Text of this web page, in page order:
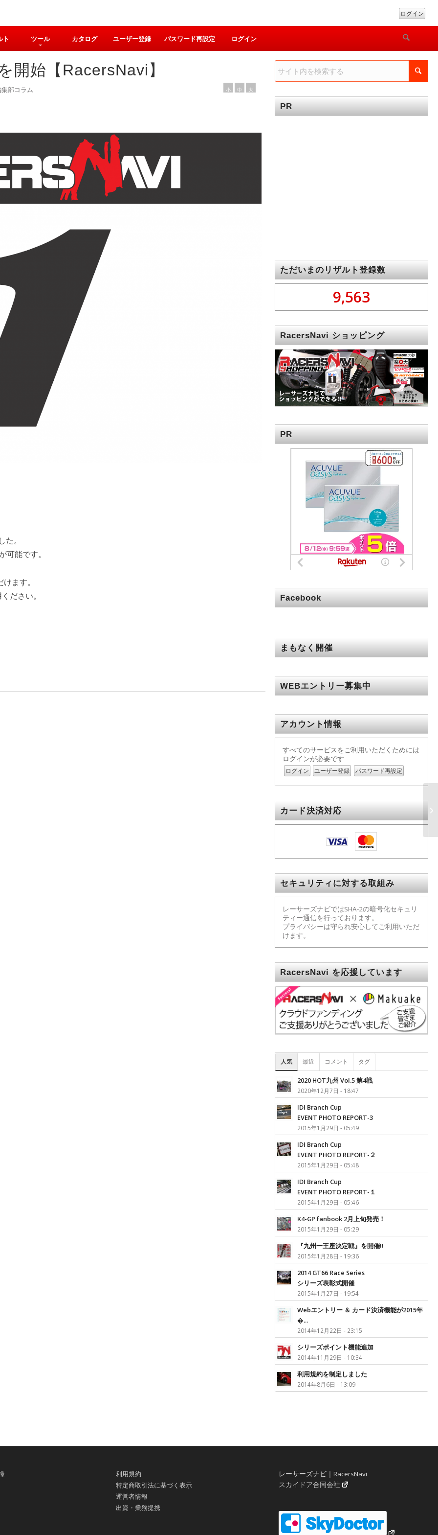
ログイン
ト ツール カタログ ユーザー登録 パスワード再設定 ログイン
開始【RacersNavi】
部コラム 小 中 大
。
能です。
ます。
ださい。
PR
ただいまのリザルト登録数
9,563
RacersNavi ショッピング
PR
Facebook
まもなく開催
WEBエントリー募集中
アカウント情報
すべてのサービスをご利用いただくためには
ログインが必要です
ログイン ユーザー登録 パスワード再設定
カード決済対応
セキュリティに対する取組み
レーサーズナビではSHA-2の暗号化セキュリ
ティー通信を行っております。
プライバシーは守られ安心してご利用いただ
けます。
RacersNavi を応援しています
人気 最近 コメント タグ
2020 HOT九州 Vol.5 第4戦
2020年12月7日 - 18:47
IDI Branch Cup
EVENT PHOTO REPORT-3
2015年1月29日 - 05:49
IDI Branch Cup
EVENT PHOTO REPORT-２
2015年1月29日 - 05:48
IDI Branch Cup
EVENT PHOTO REPORT-１
2015年1月29日 - 05:46
K4-GP fanbook 2月上旬発売！
2015年1月29日 - 05:29
『九州一王座決定戦』を開催!!
2015年1月28日 - 19:36
2014 GT66 Race Series
シリーズ表彰式開催
2015年1月27日 - 19:54
Webエントリー ＆ カード決済機能が2015年
�...
2014年12月22日 - 23:15
シリーズポイント機能追加
2014年11月29日 - 10:34
利用規約を制定しました
2014年8月6日 - 13:09
利用規約
特定商取引法に基づく表示
運営者情報
出資・業務提携
レーサーズナビ｜RacersNavi
スカイドア合同会社